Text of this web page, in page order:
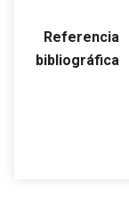
Referencia
bibliográfica